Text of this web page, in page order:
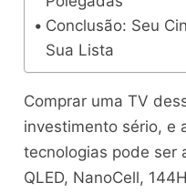
Conclusão: Seu
Sua Lista
Comprar uma TV
investimento sério, e
tecnologias pode ser
QLED, NanoCell,